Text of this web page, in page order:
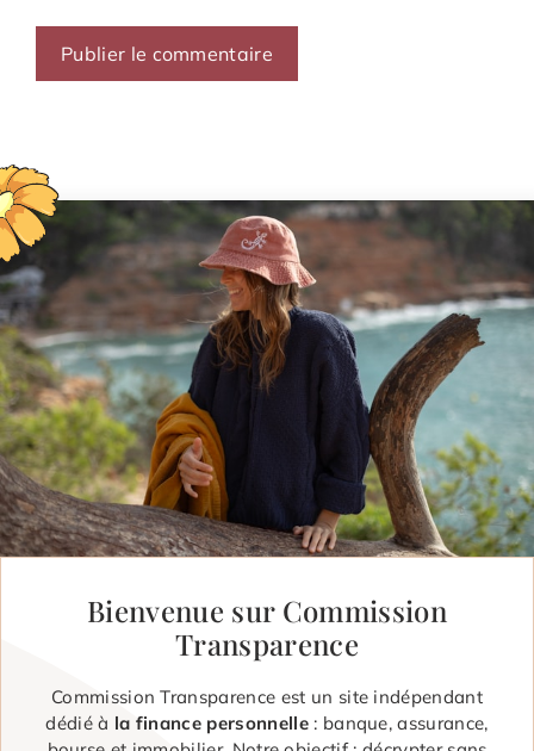
Bienvenue sur Commission
Transparence
Commission Transparence est un site indépendant
dédié à la finance personnelle: banque, assurance,